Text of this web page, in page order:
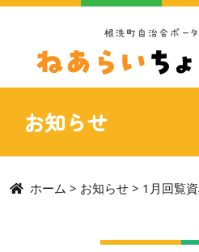
お知らせ
ホーム > お知らせ > 1月回覧